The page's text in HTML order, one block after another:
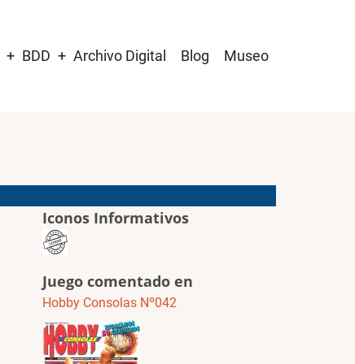
BDD Archivo Digital Blog Museo
Iconos Informativos
Juego comentado en
Hobby Consolas Nº042